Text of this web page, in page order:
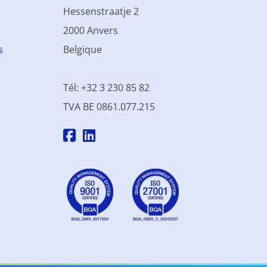
Hessenstraatje 2
2000 Anvers
Belgique
Tél: +32 3 230 85 82
TVA BE 0861.077.215